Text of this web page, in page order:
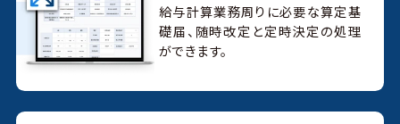
給与計算業務周りに必要な算定基
礎届、随時改定と定時決定の処理
ができます。